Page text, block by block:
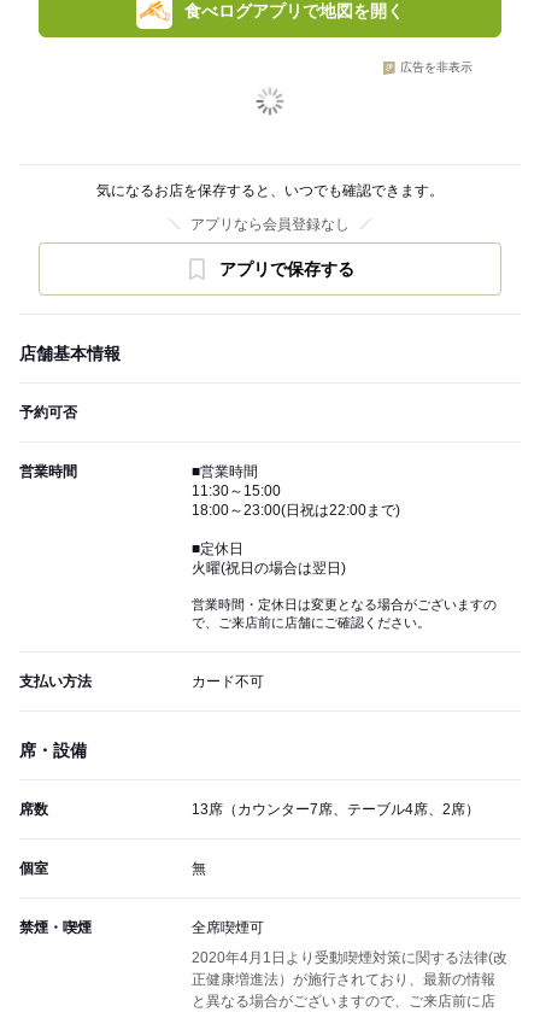
食べログアプリで地図を開く
広告を非表示
気になるお店を保存すると、いつでも確認できます。
アプリなら会員登録なし
アプリで保存する
店舗基本情報
予約可否
営業時間
■営業時間
11:30～15:00
18:00～23:00(日祝は22:00まで)
■定休日
火曜(祝日の場合は翌日)
営業時間・定休日は変更となる場合がございますの
で、ご来店前に店舗にご確認ください。
支払い方法 カード不可
席・設備
席数 13席（カウンター7席、テーブル4席、2席）
個室 無
禁煙・喫煙
全席喫煙可
2020年4月1日より受動喫煙対策に関する法律(改
正健康増進法）が施行されており、最新の情報
と異なる場合がございますので、ご来店前に店